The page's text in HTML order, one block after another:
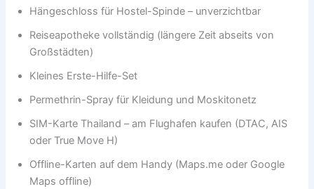
Hängeschloss für Hostel-Spinde – unverzichtbar
Reiseapotheke vollständig (längere Zeit abseits von
Großstädten)
Kleines Erste-Hilfe-Set
Permethrin-Spray für Kleidung und Moskitonetz
SIM-Karte Thailand – am Flughafen kaufen (DTAC, AIS
oder True Move H)
Offline-Karten auf dem Handy (Maps.me oder Google
Maps offline)